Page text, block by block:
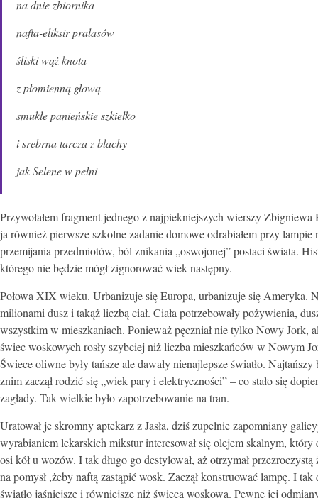
na dnie zbiornika
nafta-eliksir pralasów
śliski wąż knota
z płomienną głową
smukłe panieńskie szkiełko
i srebrna tarcza z blachy
jak Selene w pełni
Przywołałem fragment jednego z najpiekniejszych wierszy
ja również pierwsze szkolne zadanie domowe odrabiałem przy
przemijania przedmiotów, ból znikania „oswojonej” postaci świata.
którego nie będzie mógł zignorować wiek następny.
Połowa XIX wieku. Urbanizuje się Europa, urbanizuje się
milionami dusz i takąż liczbą ciał. Ciała potrzebowały pożywienia,
wszystkim w mieszkaniach. Ponieważ pęczniał nie tylko Nowy Jork,
świec woskowych rosły szybciej niż liczba mieszkańców w Nowym
Świece oliwne były tańsze ale dawały nienajlepsze światło.
znim zaczął rodzić się „wiek pary i elektryczności” – co stało się
zagłady. Tak wielkie było zapotrzebowanie na tran.
Uratował je skromny aptekarz z Jasła, dziś zupełnie zapomniany
wyrabianiem lekarskich mikstur interesował się olejem skalnym,
osi kół u wozów. I tak długo go destylował, aż otrzymał
na pomysł ,żeby naftą zastąpić wosk. Zaczął konstruować lampę. I
światło jaśniejsze i równiejsze niż świeca woskowa. Pewne jej